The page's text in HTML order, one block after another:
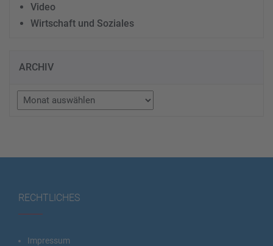
Video
Wirtschaft und Soziales
ARCHIV
Archiv
RECHTLICHES
Impressum